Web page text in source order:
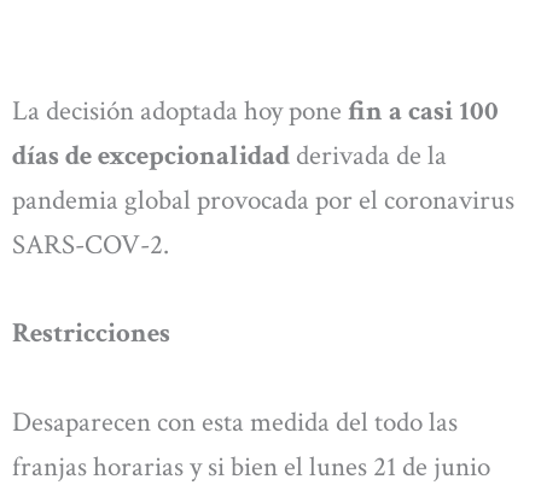
La decisión adoptada hoy pone fin a casi 100
días de excepcionalidad derivada de la
pandemia global provocada por el coronavirus
SARS-COV-2.
Restricciones
Desaparecen con esta medida del todo las
franjas horarias y si bien el lunes 21 de junio